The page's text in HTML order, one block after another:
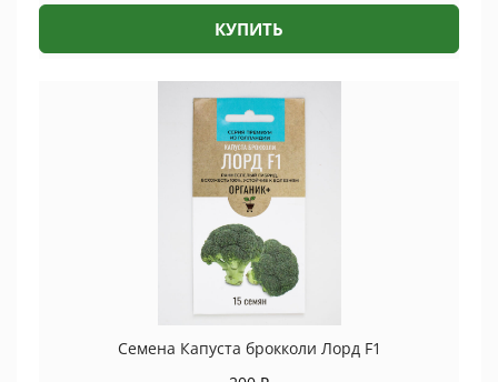
КУПИТЬ
Семена Капуста брокколи Лорд F1